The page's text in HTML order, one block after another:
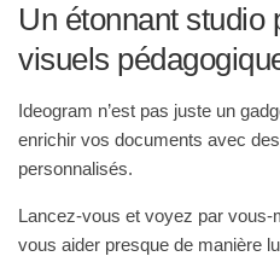
Un étonnant studio
visuels
Ideogram n’est pas juste un
enrichir vos documents avec
personnalisés.
Lancez-vous et voyez par
vous aider presque de manière